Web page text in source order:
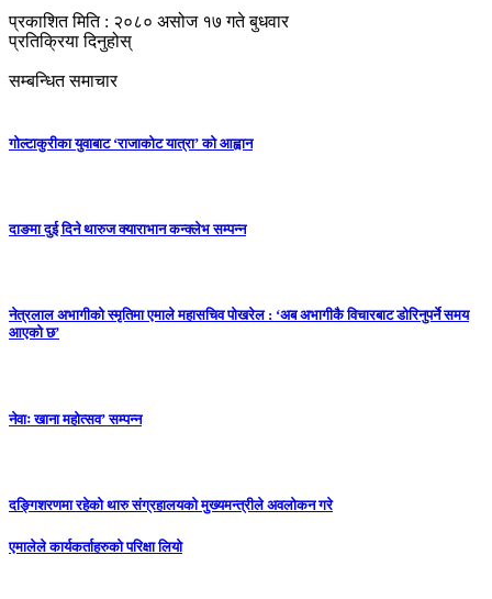
प्रकाशित मिति : २०८० असोज १७ गते बुधवार
प्रतिक्रिया दिनुहोस्
सम्बन्धित समाचार
गोल्टाकुरीका युवाबाट ‘राजाकोट यात्रा’ को आह्वान
दाङमा दुई दिने थारुज क्याराभान कन्क्लेभ सम्पन्न
नेत्रलाल अभागीको स्मृतिमा एमाले महासचिव पोखरेल : ‘अब अभागीकै विचारबाट डोरिनुपर्ने समय
आएको छ’
नेवाः खाना महोत्सव’ सम्पन्न
दङ्गिशरणमा रहेको थारु संग्रहालयकाे मुख्यमन्त्रीले अवलोकन गरे
एमालेले कार्यकर्ताहरुकाे परिक्षा लियाे